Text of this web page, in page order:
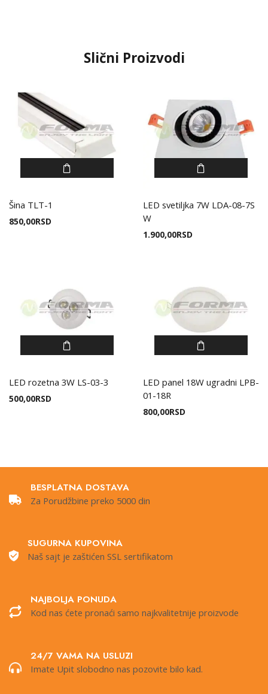
Slični Proizvodi
Šina TLT-1
850,00RSD
LED svetiljka 7W LDA-08-7S
W
1.900,00RSD
LED rozetna 3W LS-03-3
500,00RSD
LED panel 18W ugradni LPB-
01-18R
800,00RSD
BESPLATNA DOSTAVA
Za Porudžbine preko 5000 din
SUGURNA KUPOVINA
Naš sajt je zaštićen SSL sertifikatom
NAJBOLJA PONUDA
Kod nas ćete pronaći samo najkvalitetnije proizvode
24/7 VAMA NA USLUZI
Imate Upit slobodno nas pozovite bilo kad.